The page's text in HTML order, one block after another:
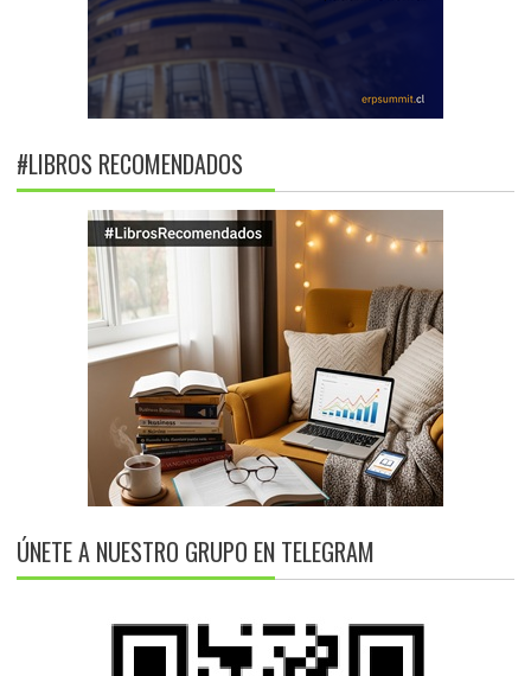
#LIBROS RECOMENDADOS
ÚNETE A NUESTRO GRUPO EN TELEGRAM